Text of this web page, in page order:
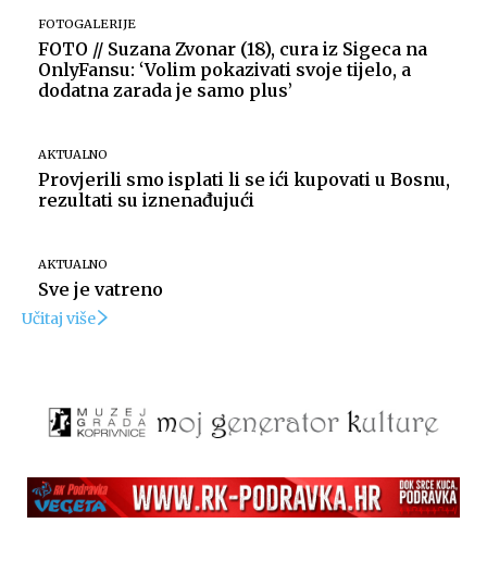
FOTOGALERIJE
FOTO // Suzana Zvonar (18), cura iz Sigeca na
OnlyFansu: ‘Volim pokazivati svoje tijelo, a
dodatna zarada je samo plus’
AKTUALNO
Provjerili smo isplati li se ići kupovati u Bosnu,
rezultati su iznenađujući
AKTUALNO
Sve je vatreno
Učitaj više